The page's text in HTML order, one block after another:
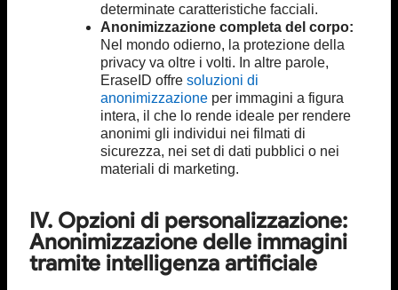
determinate caratteristiche facciali.
Anonimizzazione completa del corpo:
Nel mondo odierno, la protezione della
privacy va oltre i volti. In altre parole,
EraseID offre soluzioni di
anonimizzazione per immagini a figura
intera, il che lo rende ideale per rendere
anonimi gli individui nei filmati di
sicurezza, nei set di dati pubblici o nei
materiali di marketing.
IV. Opzioni di personalizzazione:
Anonimizzazione delle immagini
tramite intelligenza artificiale